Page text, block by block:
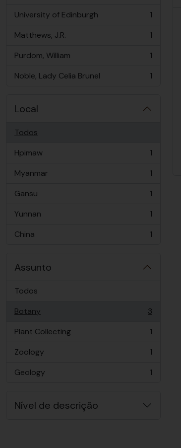
University of Edinburgh
, 1 resultados
1
Matthews, J.R.
, 1 resultados
1
Purdom, William
, 1 resultados
1
Noble, Lady Celia Brunel
, 1 resultados 1
Local
Todos
Hpimaw
, 1 resultados
1
Myanmar
, 1 resultados
1
Gansu
, 1 resultados
1
Yunnan
, 1 resultados
1
China
, 1 resultados 1
Assunto
Todos
Botany
, 3 resultados
3
Plant Collecting
, 1 resultados
1
Zoology
, 1 resultados
1
Geology
, 1 resultados 1
Nível de descrição